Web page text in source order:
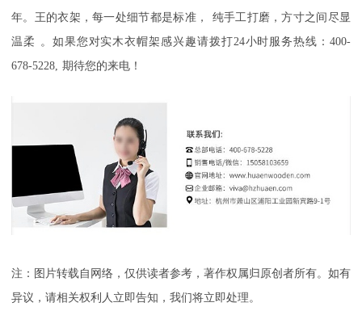
年。 王的衣架，每一处细节都是标准，
纯手工打磨，方寸之间尽显
温柔
。如果您对实木衣帽架感兴趣请拨打24小时服务热线：400-
678-5228, 期待您的来电！
注：图片转载自网络，仅供读者参考，著作权属归原创者所有。如有
异议，请相关权利人立即告知，我们将立即处理。